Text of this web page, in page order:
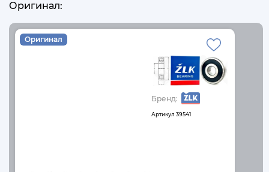
Оригинал:
Оригинал
Бренд:
Артикул 39541